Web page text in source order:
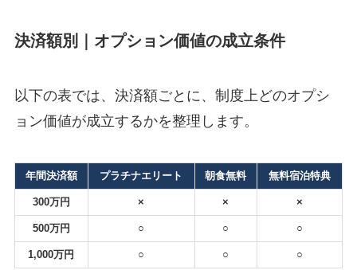
決済額別｜オプション価値の成立条件
以下の表では、決済額ごとに、制度上どのオプシ
ョン価値が成立するかを整理します。
年間決済額 プラチナエリート 朝食無料 無料宿泊特典
300万円 × × ×
500万円 ○ ○ ○
1,000万円 ○ ○ ○